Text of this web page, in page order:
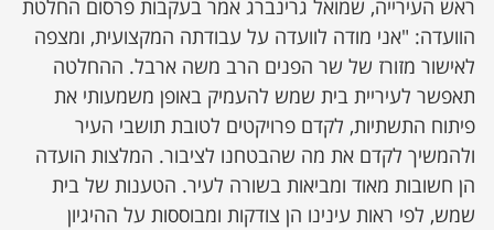
ראש העירייה, שמואל גרינברג אמר בעקבות פרסום החלטת
הוועדה: "אני מודה לוועדה על עבודתה המקצועית, ומצפה
לאישור מזורז של שר הפנים הרב משה ארבל. ההחלטה
תאפשר לעיריית בית שמש להעמיק באופן משמעותי את
פיתוח התשתיות, לקדם פרויקטים לטובת תושבי העיר
ולהמשיך לקדם את מה שהבטחנו לציבור. המלצות הועדה
הן חשובות מאוד ומביאות בשורה לעיר. הטענות של בית
שמש, לפי ראות עינינו הן צודקות ומבוססות על ההיגיון